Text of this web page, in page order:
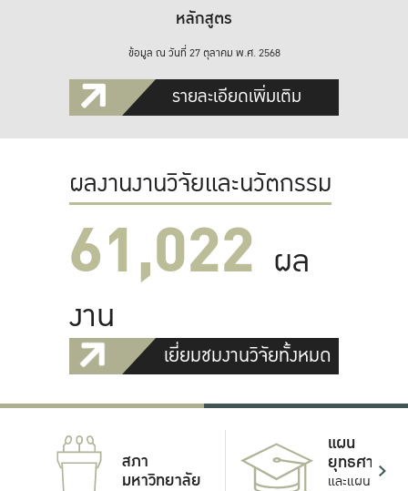
หลักสูตร
ข้อมูล ณ วันที่ 27 ตุลาคม พ.ศ. 2568
รายละเอียดเพิ่มเติม
ผลงานงานวิจัยและนวัตกรรม
61,022 ผล
งาน
เยี่ยมชมงานวิจัยทั้งหมด
สภา
มหาวิทยาลัย
แผน
ยุทธศาสตร์
และแผน